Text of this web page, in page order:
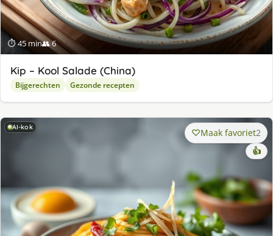
⏱ 45 min👥 6
Kip – Kool Salade (China)
Bijgerechten Gezonde recepten
AI-kok Maak favoriet2
👍